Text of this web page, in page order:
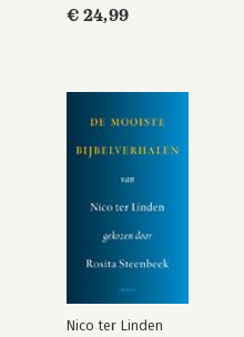
€ 24,99
Nico ter Linden